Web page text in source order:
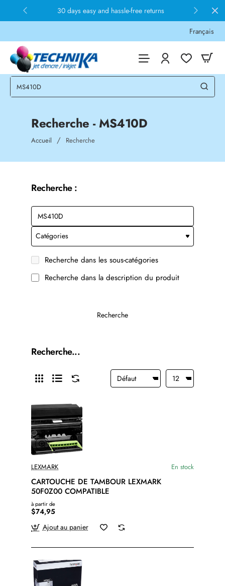
30 days easy and hassle-free returns
Français
Recherche - MS410D
Accueil homeRecherche
Recherche :
Recherche dans les sous-catégories
Recherche dans la description du produit
Recherche
Recherche...
LEXMARK En stock
CARTOUCHE DE TAMBOUR LEXMARK
50F0Z00 COMPATIBLE
à partir de
$74,95
Ajout au panier